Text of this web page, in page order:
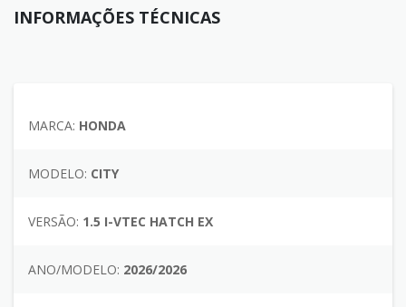
INFORMAÇÕES TÉCNICAS
MARCA: HONDA
MODELO: CITY
VERSÃO: 1.5 I-VTEC HATCH EX
ANO/MODELO: 2026/2026